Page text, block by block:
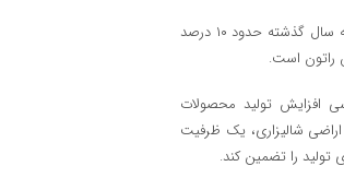
رئیس سازمان جهاد کشاورزی گیلان با اشاره به اینکه امسال در تولید برنج سفید نسبت به سال گذشته حدود ۱۰ درصد
راتون است.
افزایش تولید محصولات
غذایی جامعه دانست و گفت: وجود ۲۳۸ هزار هکتار اراضی شالیزاری، یک ظرفیت
تولید را تضمین کند.